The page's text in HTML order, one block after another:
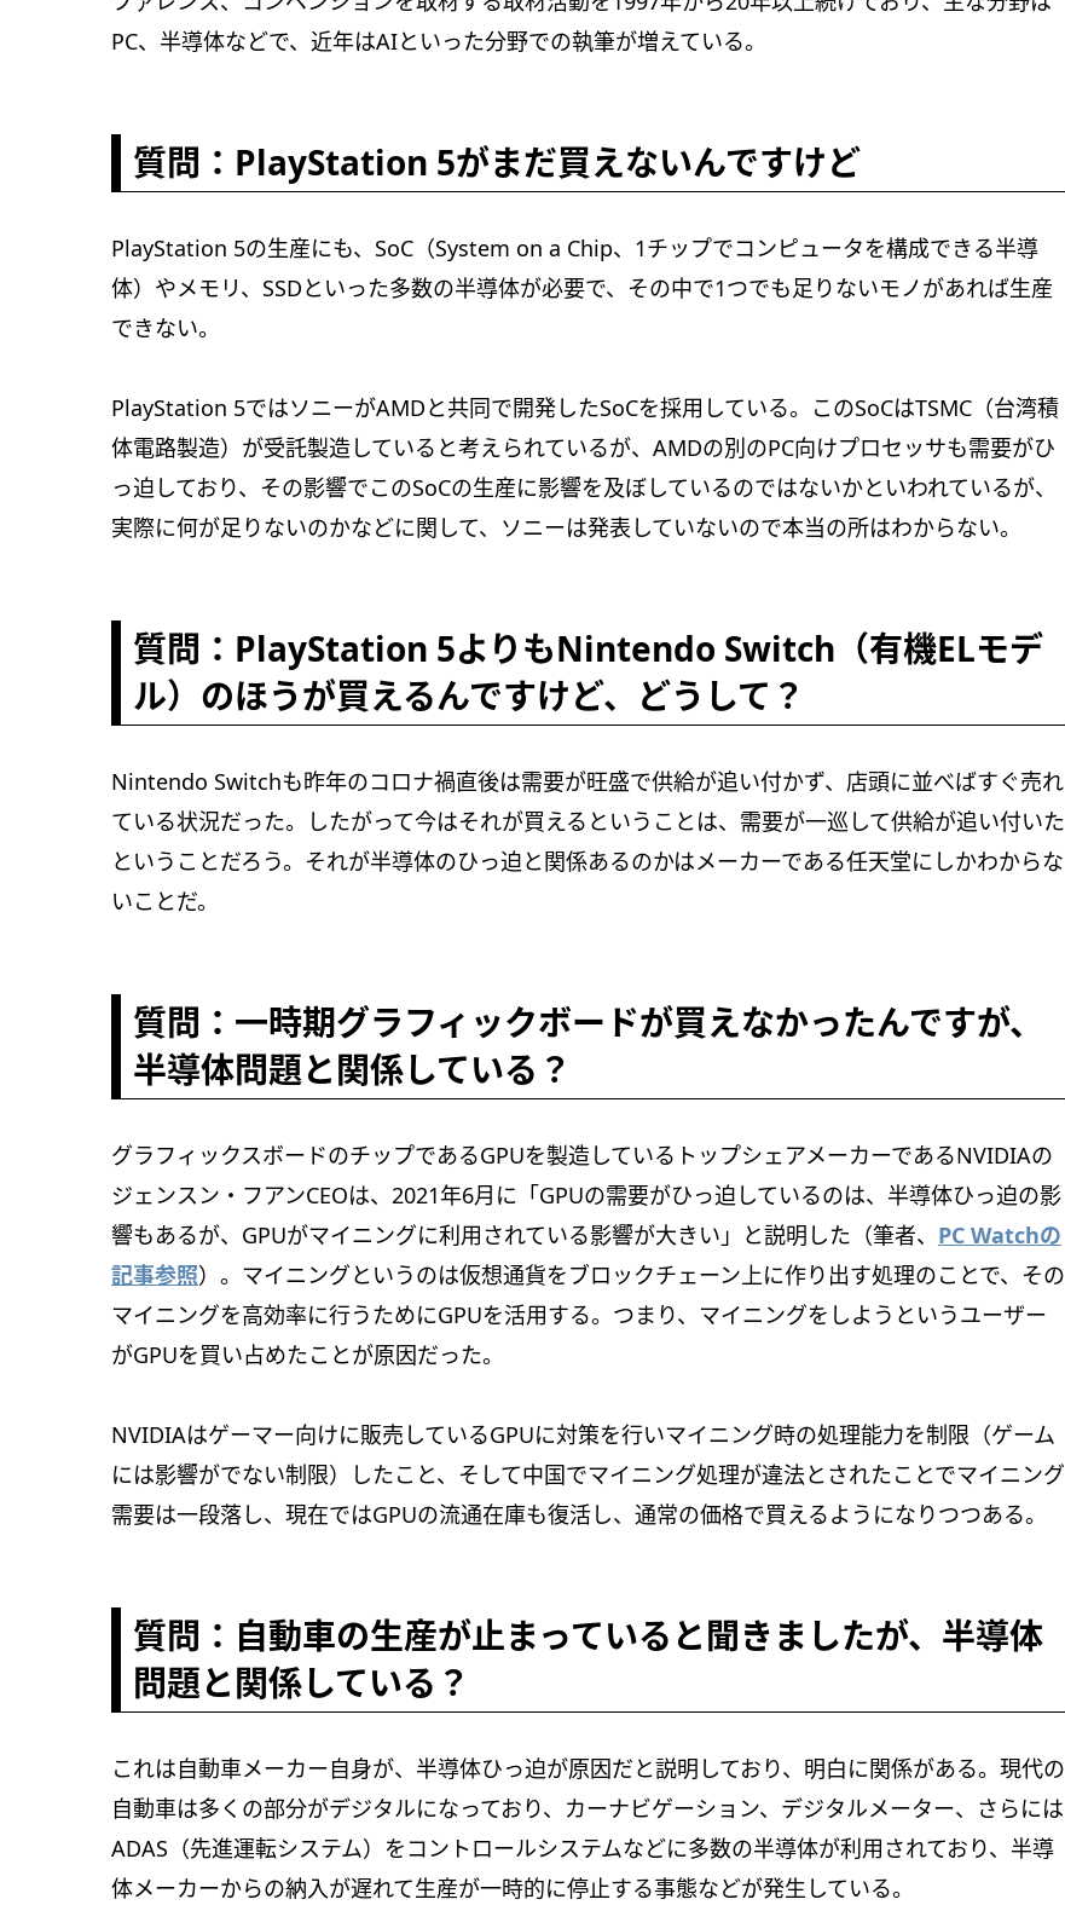
PC、半導体などで、近年はAIといった分野での執筆が増えている。
質問：PlayStation 5がまだ買えないんですけど
PlayStation 5の生産にも、SoC（System on a Chip、1チップでコンピュータを構成できる半導
体）やメモリ、SSDといった多数の半導体が必要で、その中で1つでも足りないモノがあれば生産
できない。
PlayStation 5ではソニーがAMDと共同で開発したSoCを採用している。このSoCはTSMC（台湾積
体電路製造）が受託製造していると考えられているが、AMDの別のPC向けプロセッサも需要がひ
っ迫しており、その影響でこのSoCの生産に影響を及ぼしているのではないかといわれているが、
実際に何が足りないのかなどに関して、ソニーは発表していないので本当の所はわからない。
質問：PlayStation 5よりもNintendo Switch（有機ELモデ
ル）のほうが買えるんですけど、どうして？
Nintendo Switchも昨年のコロナ禍直後は需要が旺盛で供給が追い付かず、店頭に並べばすぐ売れ
ている状況だった。したがって今はそれが買えるということは、需要が一巡して供給が追い付いた
ということだろう。それが半導体のひっ迫と関係あるのかはメーカーである任天堂にしかわからな
いことだ。
質問：一時期グラフィックボードが買えなかったんですが、
半導体問題と関係している？
グラフィックスボードのチップであるGPUを製造しているトップシェアメーカーであるNVIDIAの
ジェンスン・フアンCEOは、2021年6月に「GPUの需要がひっ迫しているのは、半導体ひっ迫の影
響もあるが、GPUがマイニングに利用されている影響が大きい」と説明した（筆者、 PC Watchの
記事参照）。マイニングというのは仮想通貨をブロックチェーン上に作り出す処理のことで、その
マイニングを高効率に行うためにGPUを活用する。つまり、マイニングをしようというユーザー
がGPUを買い占めたことが原因だった。
NVIDIAはゲーマー向けに販売しているGPUに対策を行いマイニング時の処理能力を制限（ゲーム
には影響がでない制限）したこと、そして中国でマイニング処理が違法とされたことでマイニング
需要は一段落し、現在ではGPUの流通在庫も復活し、通常の価格で買えるようになりつつある。
質問：自動車の生産が止まっていると聞きましたが、半導体
問題と関係している？
これは自動車メーカー自身が、半導体ひっ迫が原因だと説明しており、明白に関係がある。現代の
自動車は多くの部分がデジタルになっており、カーナビゲーション、デジタルメーター、さらには
ADAS（先進運転システム）をコントロールシステムなどに多数の半導体が利用されており、半導
体メーカーからの納入が遅れて生産が一時的に停止する事態などが発生している。